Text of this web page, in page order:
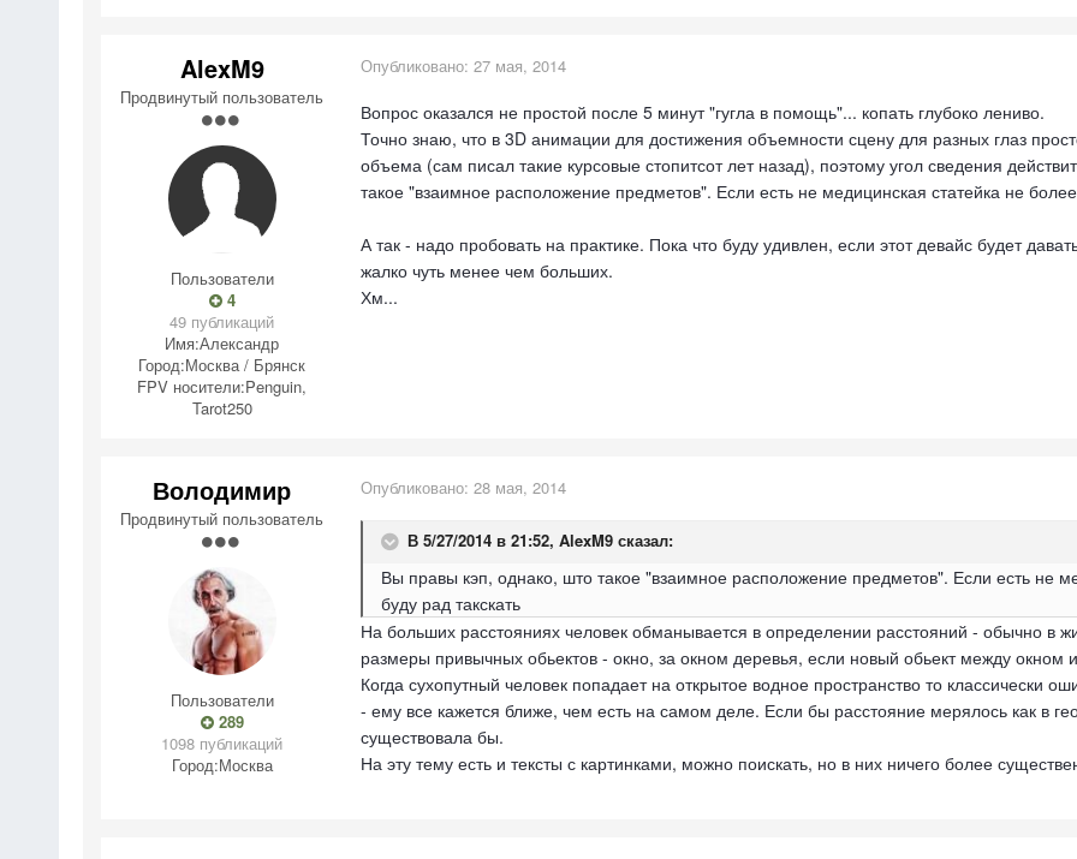
AlexM9
Продвинутый пользователь
Пользователи
4
49 публикаций
Имя:Александр
Город:Москва / Брянск
FPV носители:Penguin,
Tarot250
Опубликовано: 27 мая, 2014
Вопрос оказался не простой после 5 минут "гугла в помощь"... копать глубоко лениво.
Точно знаю, что в 3D анимации для достижения объемности сцену для разных глаз
объема (сам писал такие курсовые стопитсот лет назад), поэтому угол сведения
такое "взаимное расположение предметов". Если есть не медицинская статейка не
А так - надо пробовать на практике. Пока что буду удивлен, если этот девайс будет
жалко чуть менее чем больших.
Хм...
Володимир
Продвинутый пользователь
Пользователи
289
1098 публикаций
Город:Москва
Опубликовано: 28 мая, 2014
В 5/27/2014 в 21:52, AlexM9 сказал:
Вы правы кэп, однако, што такое "взаимное расположение предметов". Если есть не
буду рад такскать
На больших расстояниях человек обманывается в определении расстояний - обычно в
размеры привычных обьектов - окно, за окном деревья, если новый обьект между окном
Когда сухопутный человек попадает на открытое водное пространство то классически
- ему все кажется ближе, чем есть на самом деле. Если бы расстояние мерялось как в
существовала бы.
На эту тему есть и тексты с картинками, можно поискать, но в них ничего более